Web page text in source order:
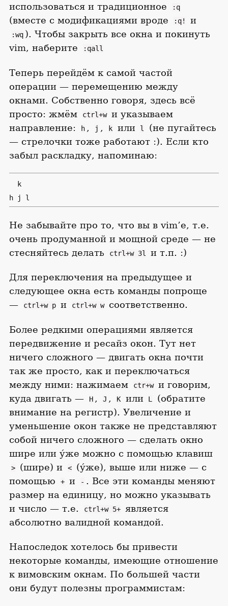
использоваться и традиционное :q
(вместе с модификациями вроде :q! и
:wq ). Чтобы закрыть все окна и покинуть
vim, наберите
:qall
Теперь перейдём к самой частой
операции — перемещению между
окнами. Собственно говоря, здесь всё
просто: жмём
ctrl+w и указываем
направление:
h , j , k или l
(не пугайтесь
— стрелочки тоже работают :). Если кто
забыл раскладку, напоминаю:
k
h j l
Не забывайте про то, что вы в vim’е, т.е.
очень продуманной и мощной среде — не
стесняйтесь делать
ctrl+w 3l и т.п. :)
Для переключения на предыдущее и
следующее окна есть команды попроще
—
ctrl+w p и ctrl+w w соответственно.
Более редкими операциями является
передвижение и ресайз окон. Тут нет
ничего сложного — двигать окна почти
так же просто, как и переключаться
между ними: нажимаем
ctr+w и говорим,
куда двигать —
H , J , K или L
(обратите
внимание на регистр). Увеличение и
уменьшение окон также не представляют
собой ничего сложного — сделать окно
шире или у́же можно с помощью клавиш
> (шире) и <
(у́же), выше или ниже — с
помощью
+ и - . Все эти команды меняют
размер на единицу, но можно указывать
и число — т.е.
ctrl+w 5+
является
абсолютно валидной командой.
Напоследок хотелось бы привести
некоторые команды, имеющие отношение
к вимовским окнам. По большей части
они будут полезны программистам: